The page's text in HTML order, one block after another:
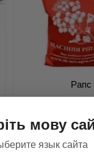
мову
язык сайта